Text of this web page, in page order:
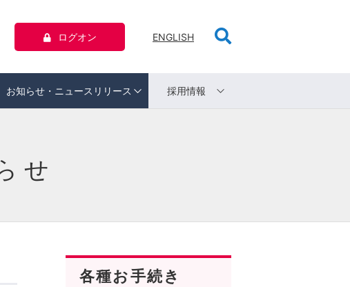
ログオン ENGLISH
お知らせ・ニュースリリース 採用情報
せ
各種お手続き